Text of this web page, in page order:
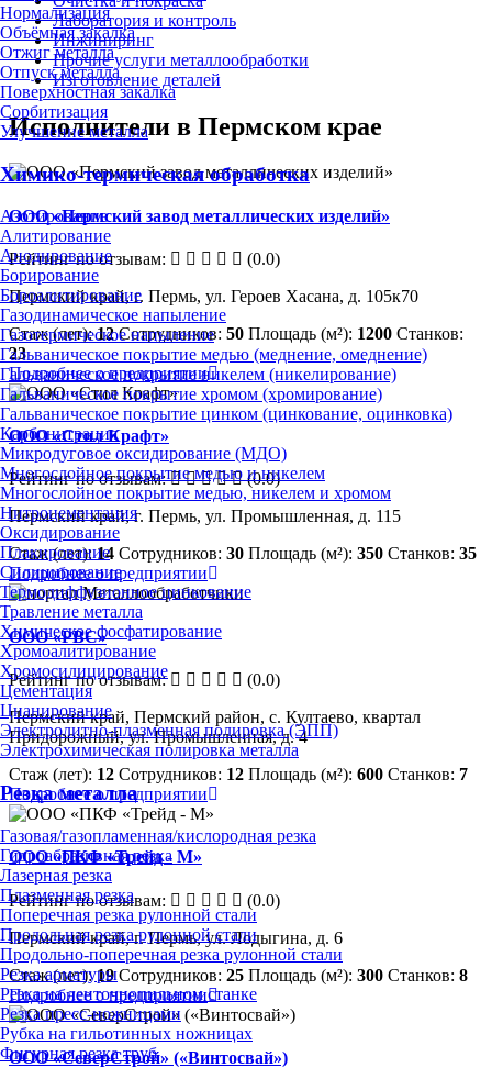
Нормализация
Объёмная закалка
Отжиг металла
Отпуск металла
Поверхностная закалка
Сорбитизация
Улучшение металла
Химико-термическая обработка
Азотирование
Алитирование
Анодирование
Борирование
Бороалитирование
Газодинамическое напыление
Газотермическое напыление
Гальваническое покрытие медью (меднение, омеднение)
Гальваническое покрытие никелем (никелирование)
Гальваническое покрытие хромом (хромирование)
Гальваническое покрытие цинком (цинкование, оцинковка)
Карбонитрация
Микродуговое оксидирование (МДО)
Многослойное покрытие медью и никелем
Многослойное покрытие медью, никелем и хромом
Нитроцементация
Оксидирование
Плакирование
Силицирование
Термодиффузионное цинкование
Травление металла
Химическое фосфатирование
Хромоалитирование
Хромосилицирование
Цементация
Цианирование
Электролитно-плазменная полировка (ЭПП)
Электрохимическая полировка металла
Резка металла
Газовая/газопламенная/кислородная резка
Гидроабразивная резка
Лазерная резка
Плазменная резка
Поперечная резка рулонной стали
Продольная резка рулонной стали
Продольно-поперечная резка рулонной стали
Резка арматуры
Резка на ленточнопильном станке
Резка пресс-ножницами
Рубка на гильотинных ножницах
Фигурная резка труб
Лаборатория и контроль
Инжиниринг
Прочие услуги металлообработки
Изготовление деталей
Исполнители в Пермском крае
ООО «Пермский завод металлических изделий»
Рейтинг по отзывам:
(0.0)
Пермский край, г. Пермь, ул. Героев Хасана, д. 105к70
Стаж (лет):12 Сотрудников: 50 Площадь (м²): 1200 Станков:
23
Подробнее о предприятии
ООО «Стил Крафт»
Рейтинг по отзывам:
(0.0)
Пермский край, г. Пермь, ул. Промышленная, д. 115
Стаж (лет):14 Сотрудников: 30 Площадь (м²): 350 Станков: 35
Подробнее о предприятии
ООО «РВС»
Рейтинг по отзывам:
(0.0)
Пермский край, Пермский район, с. Култаево, квартал
Придорожный, ул. Промышленная, д. 4
Стаж (лет): 12 Сотрудников: 12 Площадь (м²): 600 Станков: 7
Подробнее о предприятии
ООО «ПКФ «Трейд - М»
Рейтинг по отзывам:
(0.0)
Пермский край, г. Пермь, ул. Лодыгина, д. 6
Стаж (лет):19 Сотрудников: 25 Площадь (м²): 300 Станков: 8
Подробнее о предприятии
ООО «СеверСтрой» («Винтосвай»)